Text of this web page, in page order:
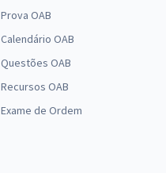
Prova OAB
Calendário OAB
Questões OAB
Recursos OAB
Exame de Ordem